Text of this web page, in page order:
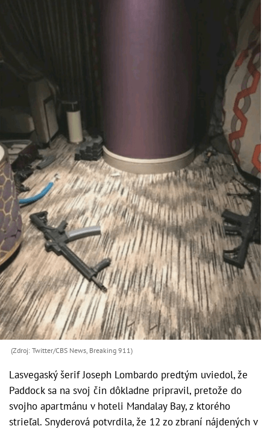
(Zdroj: Twitter/CBS News, Breaking 911)
Lasvegaský šerif Joseph Lombardo predtým uviedol, že
Paddock sa na svoj čin dôkladne pripravil, pretože do
svojho apartmánu v hoteli Mandalay Bay, z ktorého
strieľal. Snyderová potvrdila, že 12 zo zbraní nájdených v